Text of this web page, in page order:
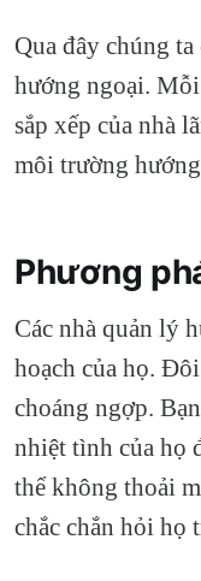
Qua đây chúng
hướng ngoại.
sắp xếp của nhà
môi trường
Phương
Các nhà quản lý
hoạch của họ.
choáng ngợp.
nhiệt tình của họ
thể không thoải
chắc chắn hỏi họ